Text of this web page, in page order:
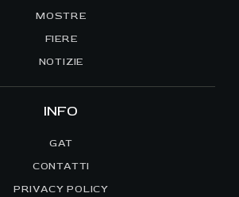
MOSTRE
FIERE
NOTIZIE
INFO
GAT
CONTATTI
PRIVACY POLICY